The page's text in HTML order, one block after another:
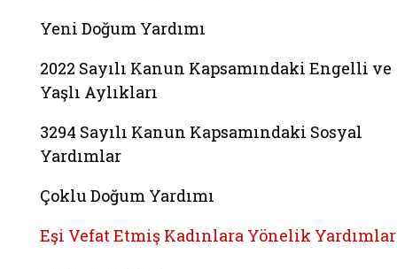
Yeni Doğum Yardımı
2022 Sayılı Kanun Kapsamındaki Engelli ve
Yaşlı Aylıkları
3294 Sayılı Kanun Kapsamındaki Sosyal
Yardımlar
Çoklu Doğum Yardımı
Eşi Vefat Etmiş Kadınlara Yönelik Yardımlar